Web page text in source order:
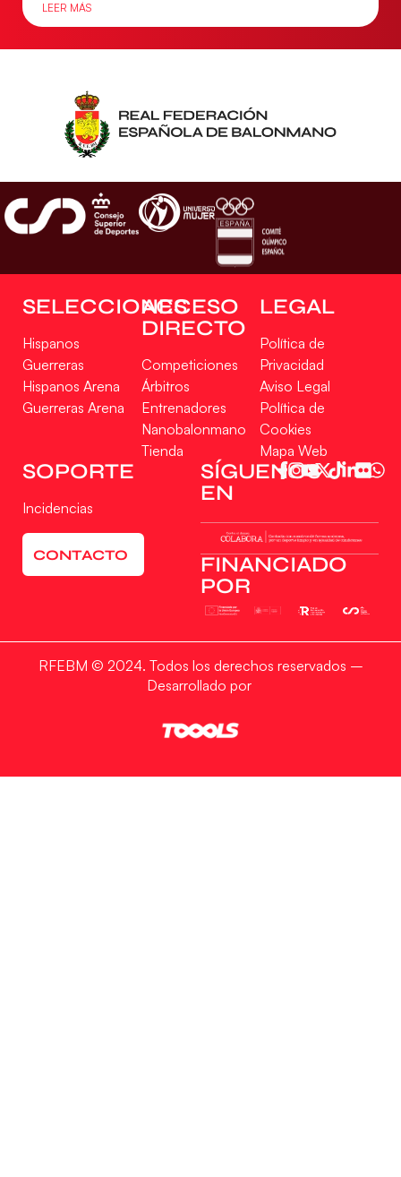
LEER MÁS
SELECCIONES
Hispanos
Guerreras
Hispanos Arena
Guerreras Arena
ACCESO
DIRECTO
Competiciones
Árbitros
Entrenadores
Nanobalonmano
Tienda
LEGAL
Política de
Privacidad
Aviso Legal
Política de
Cookies
Mapa Web
SOPORTE
Incidencias
CONTACTO
SÍGUENOS
EN
FINANCIADO
POR
RFEBM © 2024. Todos los derechos reservados –
Desarrollado por